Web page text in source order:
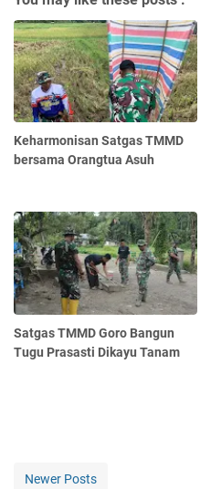
Keharmonisan Satgas TMMD
bersama Orangtua Asuh
Satgas TMMD Goro Bangun
Tugu Prasasti Dikayu Tanam
Newer Posts